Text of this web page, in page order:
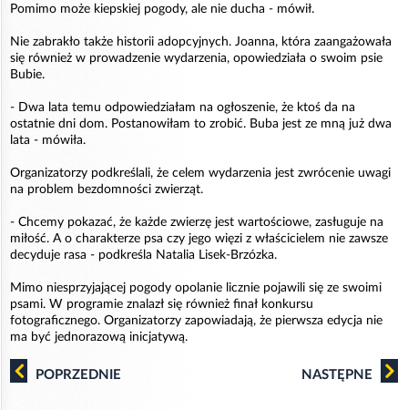
Pomimo może kiepskiej pogody, ale nie ducha - mówił.
Nie zabrakło także historii adopcyjnych. Joanna, która zaangażowała
się również w prowadzenie wydarzenia, opowiedziała o swoim psie
Bubie.
- Dwa lata temu odpowiedziałam na ogłoszenie, że ktoś da na
ostatnie dni dom. Postanowiłam to zrobić. Buba jest ze mną już dwa
lata - mówiła.
Organizatorzy podkreślali, że celem wydarzenia jest zwrócenie uwagi
na problem bezdomności zwierząt.
- Chcemy pokazać, że każde zwierzę jest wartościowe, zasługuje na
miłość. A o charakterze psa czy jego więzi z właścicielem nie zawsze
decyduje rasa - podkreśla Natalia Lisek-Brzózka.
Mimo niesprzyjającej pogody opolanie licznie pojawili się ze swoimi
psami. W programie znalazł się również finał konkursu
fotograficznego. Organizatorzy zapowiadają, że pierwsza edycja nie
ma być jednorazową inicjatywą.
POPRZEDNIE NASTĘPNE